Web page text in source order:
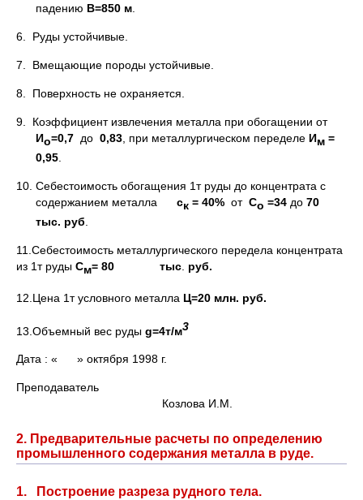
падению B=850 м.
6. Руды устойчивые.
7. Вмещающие породы устойчивые.
8. Поверхность не охраняется.
9. Коэффициент извлечения металла при обогащении от
Ио=0,7 до 0,83, при металлургическом переделе Им =
0,95
10. Себестоимость обогащения 1т руды до концентрата с
содержанием металла ск = 40% от Со =34 до 70
тыс. руб
11.Себестоимость металлургического передела концентрата
из 1т руды См= 80 тыс руб.
12.Цена 1т условного металла Ц=20 млн. руб.
13.Объемный вес руды g=4т/м3
Дата : « » октября 1998 г.
Преподаватель
Козлова И.М.
2. Предварительные расчеты по определению
промышленного содержания металла в руде.
1. Построение разреза рудного тела.